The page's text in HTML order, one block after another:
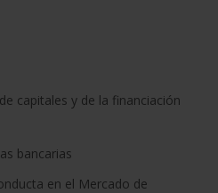
capitales y de la financiación
bancarias
en el Mercado de